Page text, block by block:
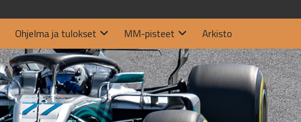
Ohjelma ja tulokset MM-pisteet Arkisto